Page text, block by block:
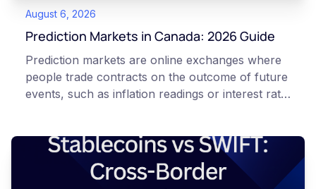
August 6, 2026
Prediction Markets in Canada: 2026 Guide
Prediction markets are online exchanges where
people trade contracts on the outcome of future
events, such as inflation readings or interest rate
market's implied probability of that outcome. In
Canada, access to these products is limited and
regulated. This article is for educational and